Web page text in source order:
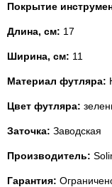
Покрытие
Длина, см: 17
Ширина, см: 11
Материал футляра:
Цвет футляра:
Заточка: Заводская
Производитель:
Гарантия: